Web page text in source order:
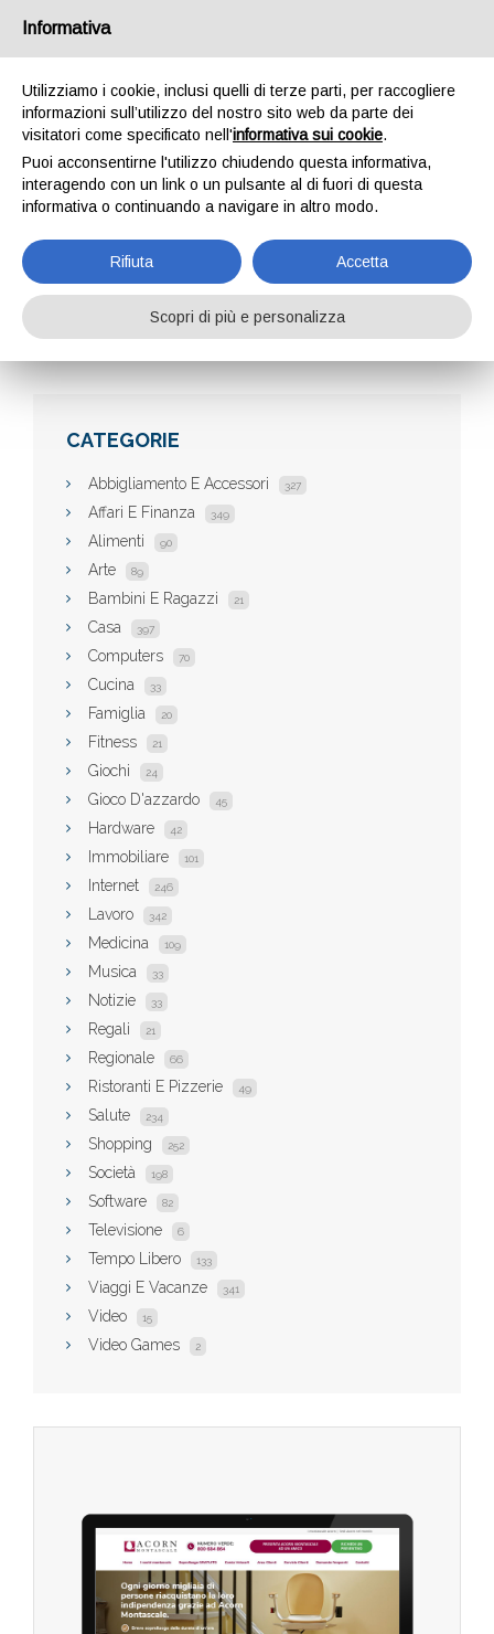
AZIENDE
Aziende
CATEGORIE
Abbigliamento E Accessori 327
Affari E Finanza 349
Alimenti 90
Arte 89
Bambini E Ragazzi 21
Casa 397
Computers 70
Cucina 33
Famiglia 20
Fitness 21
Giochi 24
Gioco D'azzardo 45
Hardware 42
Immobiliare 101
Internet 246
Lavoro 342
Medicina 109
Musica 33
Notizie 33
Regali 21
Regionale 66
Ristoranti E Pizzerie 49
Salute 234
Shopping 252
Società 198
Software 82
Televisione 6
Tempo Libero 133
Viaggi E Vacanze 341
Video 15
Video Games 2
Informativa
Utilizziamo i cookie, inclusi quelli di terze parti, per raccogliere
informazioni sull’utilizzo del nostro sito web da parte dei
visitatori come specificato nell'informativa sui cookie.
Puoi acconsentirne l'utilizzo chiudendo questa informativa,
interagendo con un link o un pulsante al di fuori di questa
informativa o continuando a navigare in altro modo.
Rifiuta Accetta
Scopri di più e personalizza